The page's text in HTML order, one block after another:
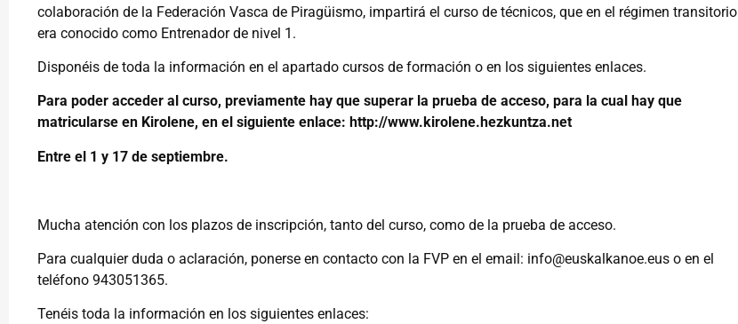
colaboración de la Federación Vasca de Piragüismo, impartirá el curso de técnicos, que en el régimen transitorio
era conocido como Entrenador de nivel 1.
Disponéis de toda la información en el apartado cursos de formación o en los siguientes enlaces.
Para poder acceder al curso, previamente hay que superar la prueba de acceso, para la cual hay que
matricularse en Kirolene, en el siguiente enlace: http://www.kirolene.hezkuntza.net
Entre el 1 y 17 de septiembre.
Mucha atención con los plazos de inscripción, tanto del curso, como de la prueba de acceso.
Para cualquier duda o aclaración, ponerse en contacto con la FVP en el email: info@euskalkanoe.eus o en el
teléfono 943051365.
Tenéis toda la información en los siguientes enlaces: